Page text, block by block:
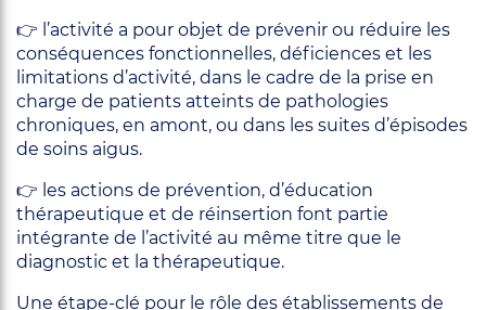
👉 l’activité a pour objet de prévenir ou réduire les
conséquences fonctionnelles, déficiences et les
limitations d’activité, dans le cadre de la prise en
charge de patients atteints de pathologies
chroniques, en amont, ou dans les suites d’épisodes
de soins aigus.
👉 les actions de prévention, d’éducation
thérapeutique et de réinsertion font partie
intégrante de l’activité au même titre que le
diagnostic et la thérapeutique.
Une étape-clé pour le rôle des établissements de